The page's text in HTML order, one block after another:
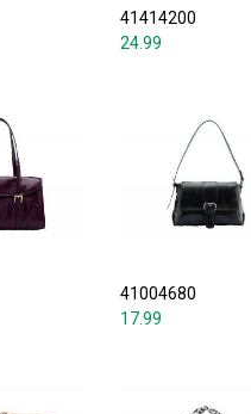
41414200
24.99
41004680
17.99